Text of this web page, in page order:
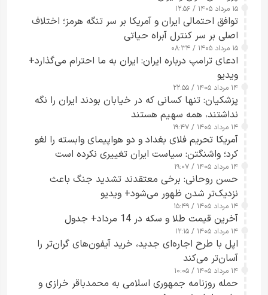
۱۵ مرداد ۱۴۰۵ / ۱۲:۵۶
توافق احتمالی ایران و آمریکا بر سر تنگه هرمز؛ اختلاف
اصلی بر سر کنترل آبراه حیاتی
۱۵ مرداد ۱۴۰۵ / ۰۸:۳۴
ادعای ترامپ درباره ایران: ایران به ما احترام می‌گذارد+
ویدیو
۱۴ مرداد ۱۴۰۵ / ۲۲:۵۵
پزشکیان: تنها کسانی که در خیابان بودند ایران را نگه
نداشتند، همه سهیم هستند
۱۴ مرداد ۱۴۰۵ / ۱۹:۴۷
آمریکا تحریم فلای بغداد و دو هواپیمای وابسته را لغو
کرد؛ واشنگتن: سیاست ایران تغییری نکرده است
۱۴ مرداد ۱۴۰۵ / ۱۹:۰۷
حسن روحانی: برخی معتقدند تشدید جنگ باعث
نزدیک‌تر شدن ظهور می‌شود+ ویدیو
۱۴ مرداد ۱۴۰۵ / ۱۵:۴۹
آخرین قیمت طلا و سکه در 14 مرداد+ جدول
۱۴ مرداد ۱۴۰۵ / ۱۲:۱۵
اپل با طرح اجاره‌ای جدید، خرید آیفون‌های گران‌تر را
آسان‌تر می‌کند
۱۴ مرداد ۱۴۰۵ / ۱۰:۰۵
حمله روزنامه جمهوری اسلامی به محمدباقر خرازی و